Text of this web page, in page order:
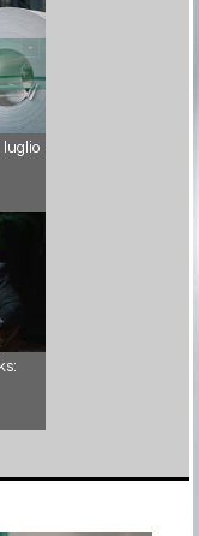
luglio